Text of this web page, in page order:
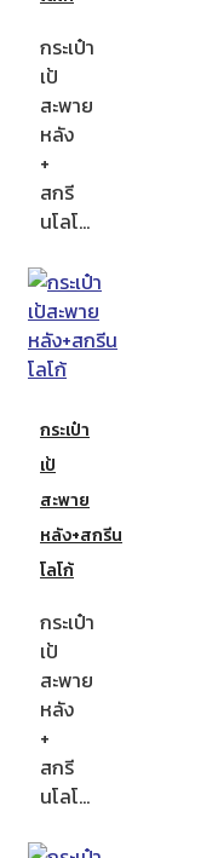
กระเป๋า
เป้
สะพาย
หลัง
+
สกรี
นโลโ…
กระเป๋า
เป้
สะพาย
หลัง+สกรีน
โลโก้
กระเป๋า
เป้
สะพาย
หลัง
+
สกรี
นโลโ…